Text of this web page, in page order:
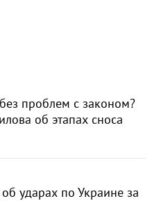
проблем с законом?
об этапах сноса
ударах по Украине за